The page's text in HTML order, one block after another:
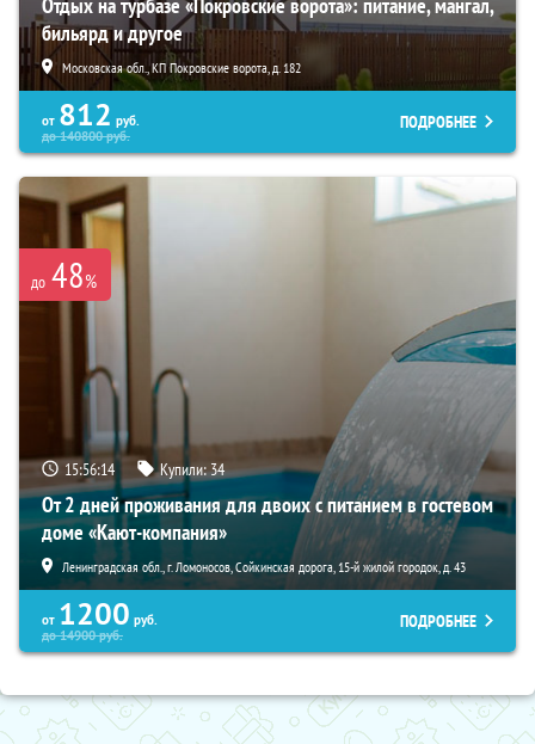
бильярд и другое
Московская обл., КП Покровские ворота, д. 182
от 812 руб.
до140800руб.
ПОДРОБНЕЕ
до 48%
15:56:13 Купили:34
От 2 дней проживания для двоих с питанием в гостевом
доме «Кают-компания»
Ленинградская обл., г. Ломоносов, Сойкинская дорога, 15-й жилой городок, д. 43
от 1200 руб.
до14900руб.
ПОДРОБНЕЕ